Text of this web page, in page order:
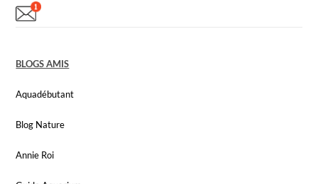
BLOGS AMIS
Aquadébutant
Blog Nature
Annie Roi